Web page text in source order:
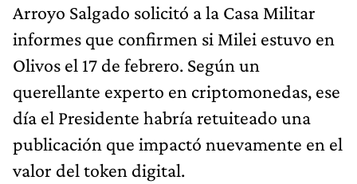
Arroyo Salgado solicitó a la Casa Militar
informes que confirmen si Milei estuvo en
Olivos el 17 de febrero. Según un
querellante experto en criptomonedas, ese
día el Presidente habría retuiteado una
publicación que impactó nuevamente en el
valor del token digital.